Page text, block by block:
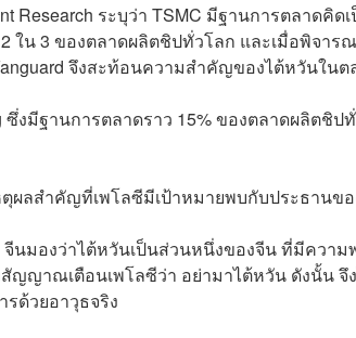
Research ระบุว่า TSMC มีฐานการตลาด
ใน 3 ของตลาดผลิตชิปทั่วโลก และเมื่อพิจาร
จึงสะท้อนความสำคัญของไต้หวันใน
ซึ่งมีฐานการตลาดราว 15% ของตลาดผลิตชิ
ตุผลสำคัญที่เพโลซีมีเป้าหมายพบกับประธานข
นมองว่าไต้หวันเป็นส่วนหนึ่งของจีน ที่มีความ
ญญาณเตือนเพโลซีว่า อย่ามาไต้หวัน ดังนั้น จึ
ด้วยอาวุธจริง